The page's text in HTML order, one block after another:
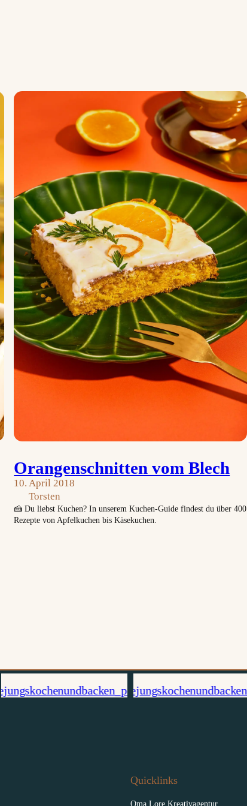
Orangenschnitten vom Blech
10. April 2018
Torsten
🍰 Du liebst Kuchen? In unserem Kuchen-Guide findest du über 400
Rezepte von Apfelkuchen bis Käsekuchen.
Quicklinks
Oma Lore Kreativagentur